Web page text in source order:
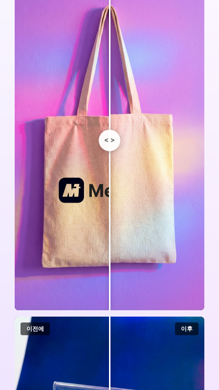
< >
이전에 이후